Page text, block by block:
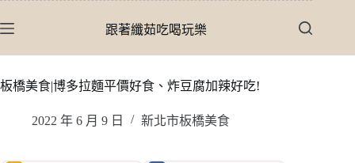
至
內
跟著纖茹吃喝玩樂
板橋美食|博多拉麵平價好食、炸豆腐加辣好吃!
2022 年 6 月 9 日 新北市板橋美食